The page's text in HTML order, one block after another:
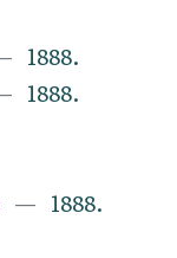
1888.
1888.
1888.